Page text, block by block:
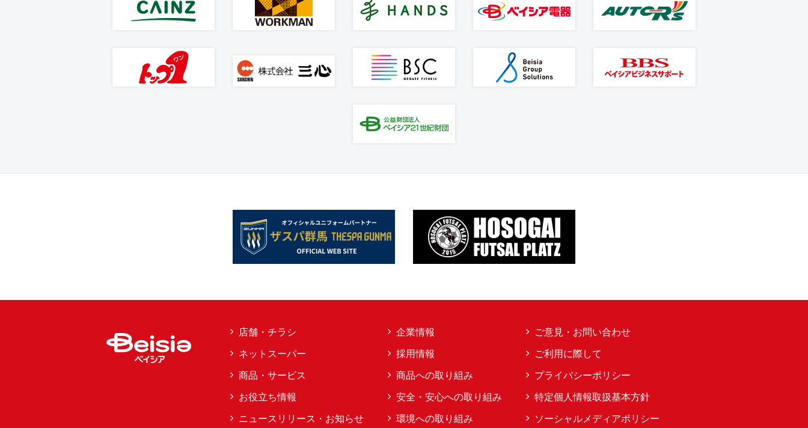
店舗・チラシ
ネットスーパー
商品・サービス
お役立ち情報
ニュースリリース・お知らせ
企業情報
採用情報
商品への取り組み
安全・安心への取り組み
環境への取り組み
ご意見・お問い合わせ
ご利用に際して
プライバシーポリシー
特定個人情報取扱基本方針
ソーシャルメディアポリシー